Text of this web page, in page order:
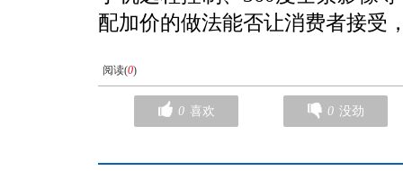
配加价的做法能否让消费者接受
阅读(0)
0 喜欢 0 没劲